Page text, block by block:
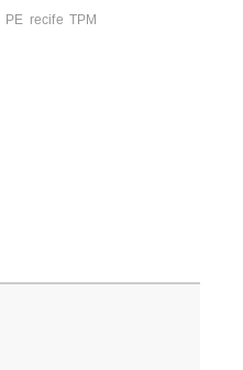
PE recife TPM